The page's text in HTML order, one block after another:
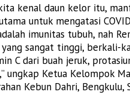
kenal daun kelor itu,
untuk mengatasi
imunitas tubuh, nah
sangat tinggi, berkali-
C dari buah jeruk,
ungkap Ketua Kelompok
Kebun Dahri, Bengkulu,